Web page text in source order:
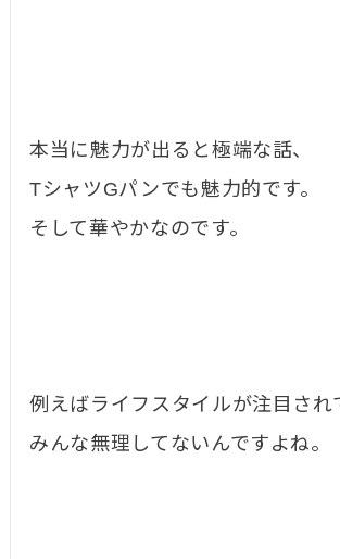
本当に魅力が出ると極端な話、
TシャツGパンでも魅力的です。
そして華やかなのです。
例えばライフスタイルが注目され
みんな無理してないんですよね。